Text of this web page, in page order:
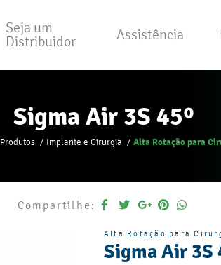
Seja um
Distribuidor
Assistência
Sigma Air 3S 45º
Produtos Implante e Cirurgia Alta Rotação para
Compartilhe:
Alta Rotação para
Sigma Air 3S